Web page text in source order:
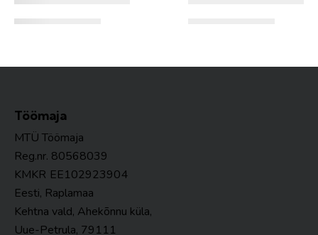
Töömaja
MTÜ Töömaja
Reg.nr. 80568039
KMKR EE102923904
Eesti, Raplamaa
Kehtna vald, Ahekõnnu küla,
Uue-Petrula, 79111